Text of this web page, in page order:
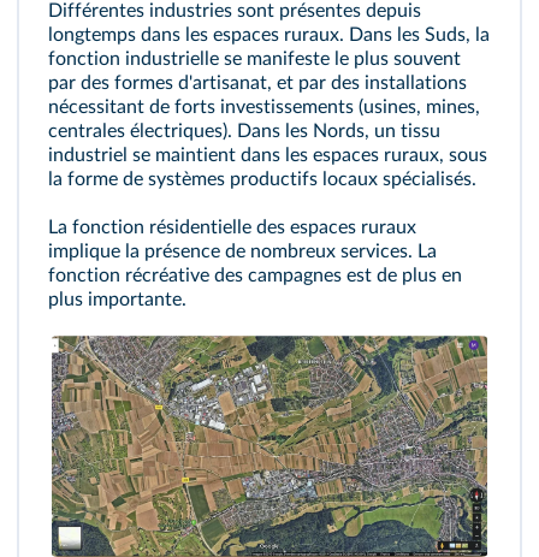
Différentes industries sont présentes depuis
longtemps dans les espaces ruraux. Dans les Suds, la
fonction industrielle se manifeste le plus souvent
par des formes d'artisanat, et par des installations
nécessitant de forts investissements (usines, mines,
centrales électriques). Dans les Nords, un tissu
industriel se maintient dans les espaces ruraux, sous
la forme de systèmes productifs locaux spécialisés.
La fonction résidentielle des espaces ruraux
implique la présence de nombreux services. La
fonction récréative des campagnes est de plus en
plus importante.